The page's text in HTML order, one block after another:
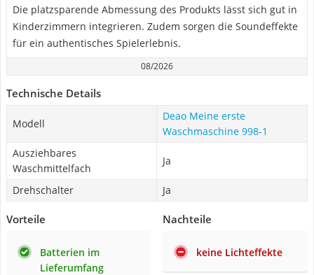
Die platzsparende Abmessung des Produkts lässt sich gut in
Kinderzimmern integrieren. Zudem sorgen die Soundeffekte
für ein authentisches Spielerlebnis.
08/2026
Technische Details
Modell
Deao Meine erste
Waschmaschine 998-1
Ausziehbares
Waschmittelfach
Ja
Drehschalter Ja
Vorteile
Batterien im
Lieferumfang
Nachteile
keine Lichteffekte